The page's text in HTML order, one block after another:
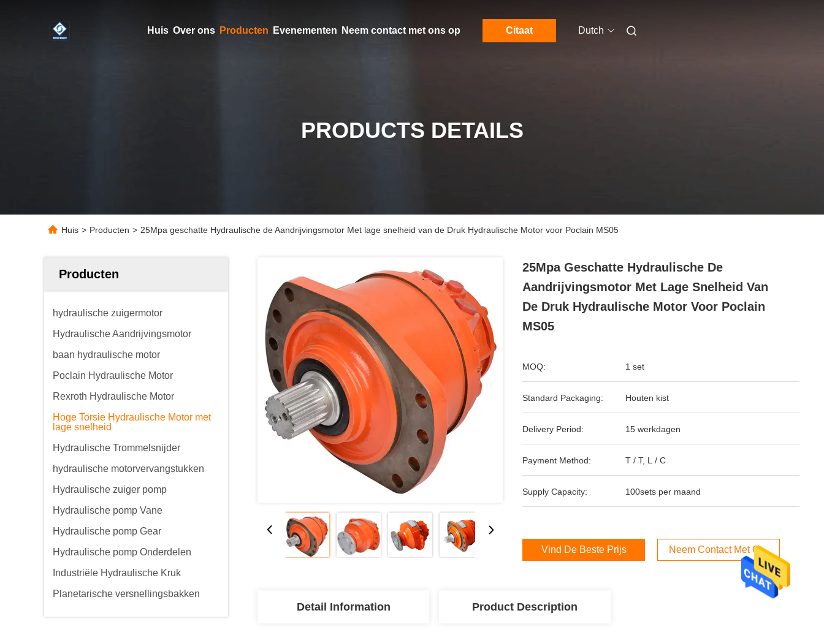
Huis Over ons Producten Evenementen Neem contact met ons op Citaat Dutch
PRODUCTS DETAILS
Huis > Producten > 25Mpa geschatte Hydraulische de Aandrijvingsmotor Met lage snelheid van de Druk Hydraulische Motor voor Poclain MS05
Producten
hydraulische zuigermotor
Hydraulische Aandrijvingsmotor
baan hydraulische motor
Poclain Hydraulische Motor
Rexroth Hydraulische Motor
Hoge Torsie Hydraulische Motor met
lage snelheid
Hydraulische Trommelsnijder
hydraulische motorvervangstukken
Hydraulische zuiger pomp
Hydraulische pomp Vane
Hydraulische pomp Gear
Hydraulische pomp Onderdelen
Industriële Hydraulische Kruk
Planetarische versnellingsbakken
25Mpa Geschatte Hydraulische De
Aandrijvingsmotor Met Lage Snelheid Van
De Druk Hydraulische Motor Voor Poclain
MS05
MOQ: 1 set
Standard Packaging: Houten kist
Delivery Period: 15 werkdagen
Payment Method: T / T, L / C
Supply Capacity: 100sets per maand
Vind De Beste Prijs Neem Contact Met Ons Op
Detail Information Product Description